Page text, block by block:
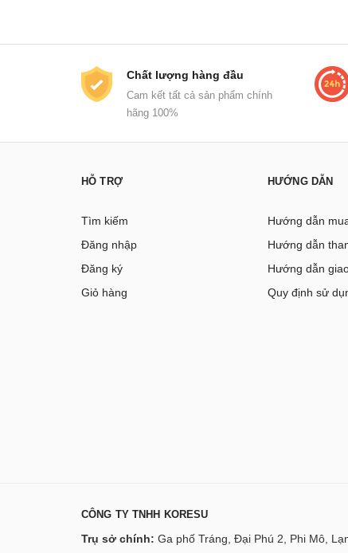
Chất lượng hàng đầu
Cam kết tất cả sản phẩm chính
hãng 100%
HỖ TRỢ
Tìm kiếm
Đăng nhập
Đăng ký
Giỏ hàng
HƯỚNG DẪN
Hướng dẫn
Hướng dẫn
Hướng dẫn
Quy định sử
CÔNG TY TNHH KORESU
Trụ sở chính: Ga phố Tráng, Đại Phú 2, Phi Mô,